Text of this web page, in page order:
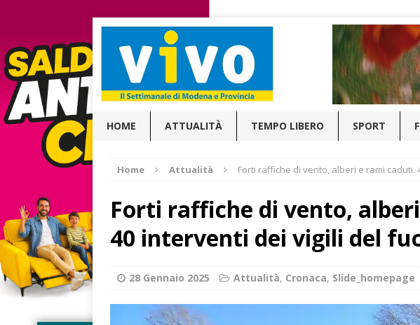
HOME ATTUALITÀ TEMPO LIBERO SPORT
Home Attualità Forti raffiche di vento, alberi e rami
Forti raffiche di vento,
40 interventi dei vigili del
28 Gennaio 2025 Attualità, Cronaca, Slide_homepage